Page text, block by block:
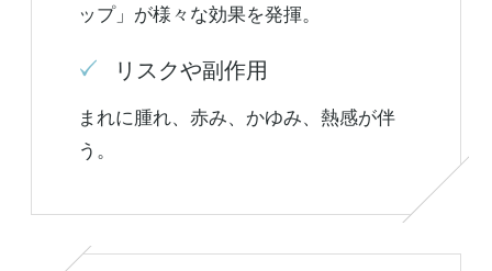
ップ」が様々な効果を発揮。
リスクや副作用
まれに腫れ、赤み、かゆみ、熱感が伴
う。